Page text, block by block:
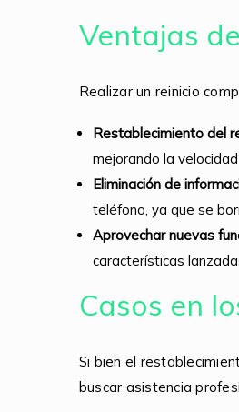
Ventajas
Realizar un reinicio
Restablecimiento del
mejorando la
Eliminación de
teléfono, ya que se
Aprovechar nuevas
características
Casos en
Si bien el
buscar asistencia